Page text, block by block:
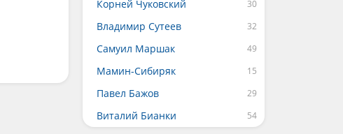
Корней Чуковский
Владимир Сутеев
Самуил Маршак
Мамин-Сибиряк
Павел Бажов
Виталий Бианки